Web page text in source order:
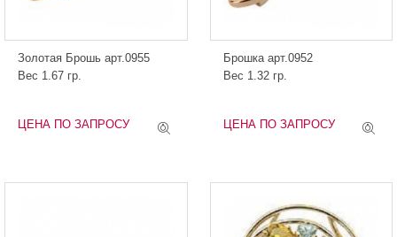
Золотая Брошь арт.0955
Вес 1.67 гр.
ЦЕНА ПО ЗАПРОСУ
Брошка арт.0952
Вес 1.32 гр.
ЦЕНА ПО ЗАПРОСУ